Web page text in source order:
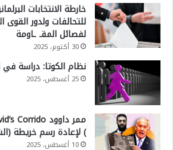
للتحالفات ولدور القوى
لفصائل المقـ ـاومة
30 أكتوبر، 2025
نظام الكوتا: دراسة في
25 أغسطس، 2025
) لإعادة رسم خريطة
10 أغسطس، 2025